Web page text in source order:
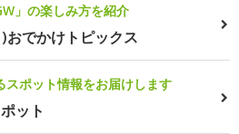
」の楽しみ方を紹介
おでかけトピックス
ポット情報をお届けします
ット